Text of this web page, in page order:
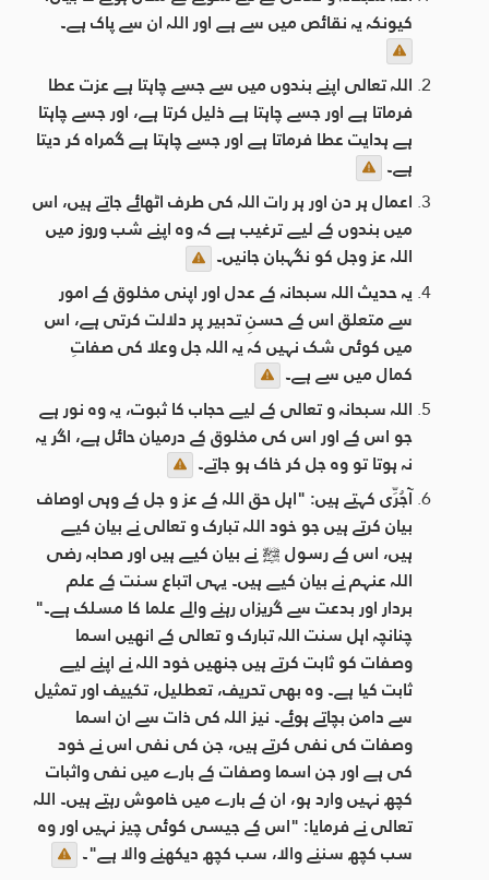
کیونکہ یہ نقائص میں سے ہے اور اللہ ان سے پاک ہے۔
اللہ تعالی اپنے بندوں میں سے جسے چاہتا ہے عزت عطا
فرماتا ہے اور جسے چاہتا ہے ذلیل کرتا ہے، اور جسے چاہتا
ہے ہدایت عطا فرماتا ہے اور جسے چاہتا ہے گمراہ کر دیتا
ہے۔
اعمال ہر دن اور ہر رات اللہ کی طرف اٹھائے جاتے ہیں، اس
میں بندوں کے لیے ترغیب ہے کہ وہ اپنے شب وروز میں
اللہ عز وجل کو نگہبان جانیں۔
یہ حدیث اللہ سبحانہ کے عدل اور اپنی مخلوق کے امور
سے متعلق اس کے حسنِ تدبیر پر دلالت کرتی ہے، اس
میں کوئی شک نہیں کہ یہ اللہ جل وعلا کی صفاتِ
کمال میں سے ہے۔
اللہ سبحانہ و تعالی کے لیے حجاب کا ثبوت، یہ وہ نور ہے
جو اس کے اور اس کی مخلوق کے درمیان حائل ہے، اگر یہ
نہ ہوتا تو وہ جل کر خاک ہو جاتے۔
آجُرِّی کہتے ہيں: "اہل حق اللہ کے عز و جل کے وہی اوصاف
بیان کرتے ہیں جو خود اللہ تبارک و تعالی نے بیان کیے
ہیں، اس کے رسول ﷺ نے بیان کیے ہیں اور صحابہ رضی
اللہ عنہم نے بیان کیے ہیں۔ یہی اتباع سنت کے علم
بردار اور بدعت سے گریزاں رہنے والے علما کا مسلک ہے۔"
چنانچہ اہل سنت اللہ تبارک و تعالی کے انھیں اسما
وصفات کو ثابت کرتے ہیں جنھیں خود اللہ نے اپنے لیے
ثابت کیا ہے۔ وہ بھی تحریف، تعطلیل، تکییف اور تمثیل
سے دامن بچاتے ہوئے۔ نیز اللہ کی ذات سے ان اسما
وصفات کی نفی کرتے ہیں، جن کی نفی اس نے خود
کی ہے اور جن اسما وصفات کے بارے میں نفی واثبات
کچھ نہیں وارد ہو، ان کے بارے میں خاموش رہتے ہيں۔ اللہ
تعالی نے فرمایا: "اس کے جیسی کوئی چیز نہیں اور وہ
سب کچھ سننے والا، سب کچھ دیکھنے والا ہے"۔